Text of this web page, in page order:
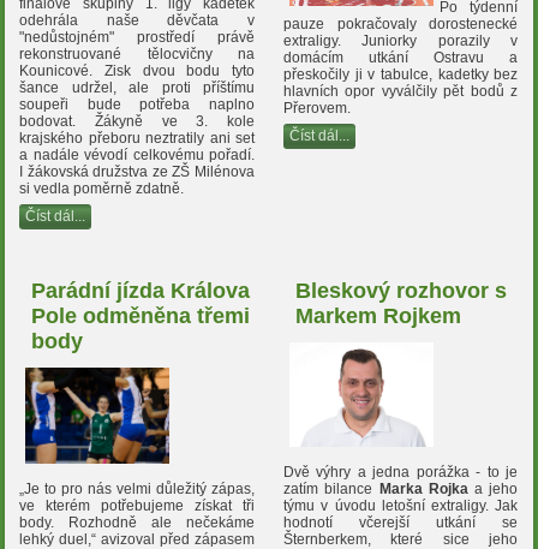
finálové skupiny 1. ligy kadetek
odehrála naše děvčata v
"nedůstojném" prostředí právě
rekonstruované tělocvičny na
Kounicové. Zisk dvou bodu tyto
šance udržel, ale proti příštímu
soupeři bude potřeba naplno
bodovat. Žákyně ve 3. kole
krajského přeboru neztratily ani set
a nadále vévodí celkovému pořadí.
I žákovská družstva ze ZŠ Milénova
si vedla poměrně zdatně.
Číst dál...
Po týdenní
pauze pokračovaly dorostenecké
extraligy. Juniorky porazily v
domácím utkání Ostravu a
přeskočily ji v tabulce, kadetky bez
hlavních opor vyválčily pět bodů z
Přerovem.
Číst dál...
Parádní jízda Králova
Pole odměněna třemi
body
„Je to pro nás velmi důležitý zápas,
ve kterém potřebujeme získat tři
body. Rozhodně ale nečekáme
lehký duel,“ avizoval před zápasem
Bleskový rozhovor s
Markem Rojkem
Dvě výhry a jedna porážka - to je
zatím bilance
Marka Rojkaa jeho
týmu v úvodu letošní extraligy. Jak
hodnotí včerejší utkání se
Šternberkem, které sice jeho